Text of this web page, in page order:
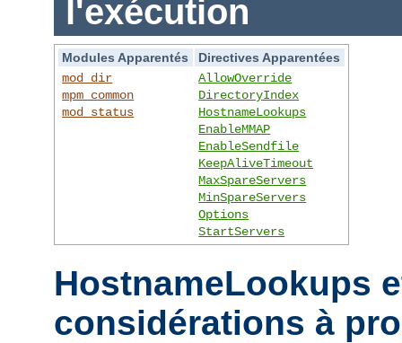
l'exécution
Modules Apparentés
Directives Apparentées
mod_dir
mpm_common
mod_status
AllowOverride
DirectoryIndex
HostnameLookups
EnableMMAP
EnableSendfile
KeepAliveTimeout
MaxSpareServers
MinSpareServers
Options
StartServers
HostnameLookups
considérations à